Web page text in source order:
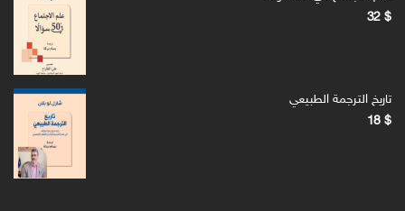
32$
تاريخ الترجمة الطبيعي
18$